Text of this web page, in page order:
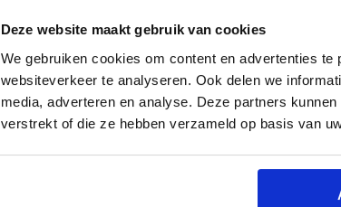
Deze website maakt gebruik van cookies
We gebruiken cookies om content en advertenties
websiteverkeer te analyseren. Ook delen we
media, adverteren en analyse. Deze partners
verstrekt of die ze hebben verzameld op basis van